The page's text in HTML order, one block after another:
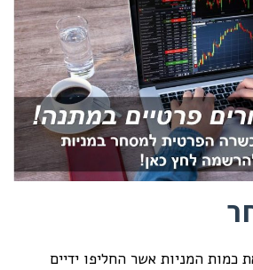
המניות אשר החליפו ידיים